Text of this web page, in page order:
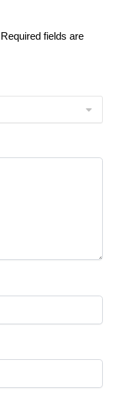
Required fields are